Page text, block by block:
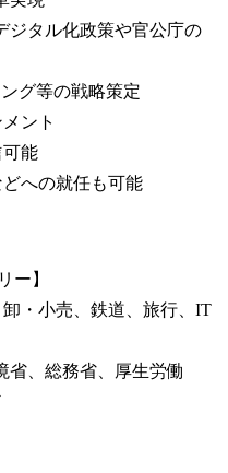
ジタル化政策や官公庁の
グ等の戦略策定
ント
能
への就任も可能
ー】
・小売、鉄道、旅行、IT
省、総務省、厚生労働